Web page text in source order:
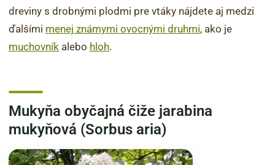
dreviny s drobnými plodmi pre vtáky nájdete aj medzi
ďalšími menej známymi ovocnými druhmi, ako je
muchovník alebo hloh.
Mukyňa obyčajná čiže jarabina
mukyňová (Sorbus aria)